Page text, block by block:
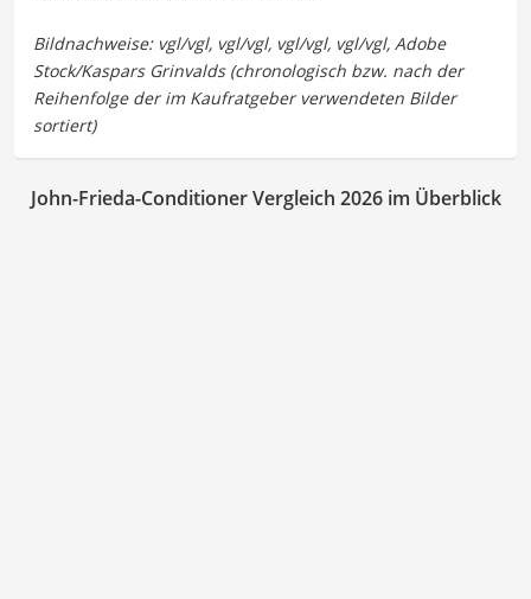
John-Frieda-Conditioner Vergleich 2026 im Überblick